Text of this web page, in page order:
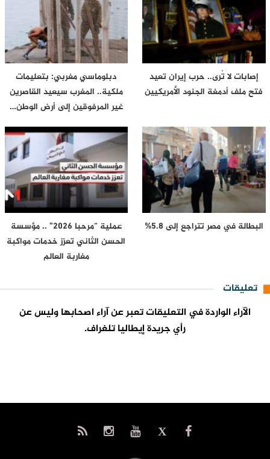
إصابات لا تُرى.. حرب إيران تعيد
فتح ملف أدمغة الجنود الأمريكيين
دبلوماسي مغربي: بتعليمات
ملكية.. المغرب سيعيد القاصرين
غير المرفوقين إلى أرض الوطن…
البطالة في مصر تتراجع إلى 5.8%
عملية “مرحبا 2026” .. مؤسسة
الحسن الثاني تعزز خدمات مواكبة
مغاربة العالم
تعليقات
الآراء الواردة في التعليقات تعبر عن آراء اصحابها وليس عن
رأي جريدة إيطاليا تلغراف.